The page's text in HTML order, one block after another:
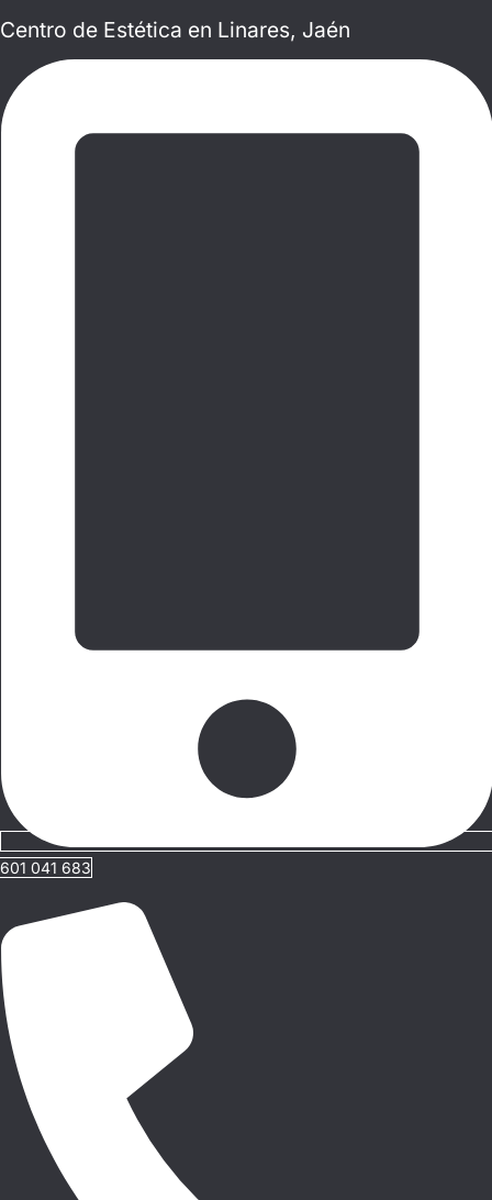
Centro de Estética en Linares, Jaén
601 041 683